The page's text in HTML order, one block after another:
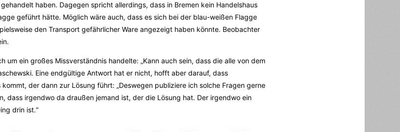
haben. Dagegen spricht allerdings, dass in Bremen kein Handelshaus
geführt hätte. Möglich wäre auch, dass es sich bei der blau-weißen Flagge
den Transport gefährlicher Ware angezeigt haben könnte. Beobachter
um ein großes Missverständnis handelte: „Kann auch sein, dass die alle von dem
Eine endgültige Antwort hat er nicht, hofft aber darauf, dass
der dann zur Lösung führt: „Deswegen publiziere ich solche Fragen gerne
dass irgendwo da draußen jemand ist, der die Lösung hat. Der irgendwo ein
drin ist.“